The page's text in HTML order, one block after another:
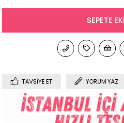
TAVSIYE ET YORUM YAZ